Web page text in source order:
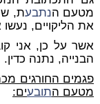
מטעם הנתבעת,
את הליקויים,
אשר על כן, אני
הבנייה, נתנה כדין.
פגמים החורגים
מטעם התובעים: